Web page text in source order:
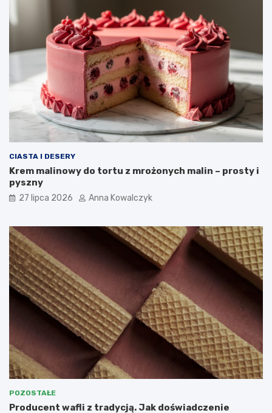
CIASTA I DESERY
Krem malinowy do tortu z mrożonych malin – prosty i
pyszny
27 lipca 2026 Anna Kowalczyk
POZOSTAŁE
Producent wafli z tradycją. Jak doświadczenie